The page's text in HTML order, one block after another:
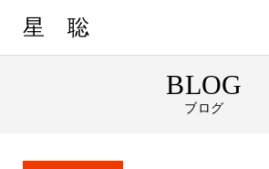
星 聡
BLOG
ブログ